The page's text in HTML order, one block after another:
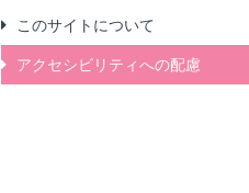
このサイトについて
アクセシビリティへの配慮